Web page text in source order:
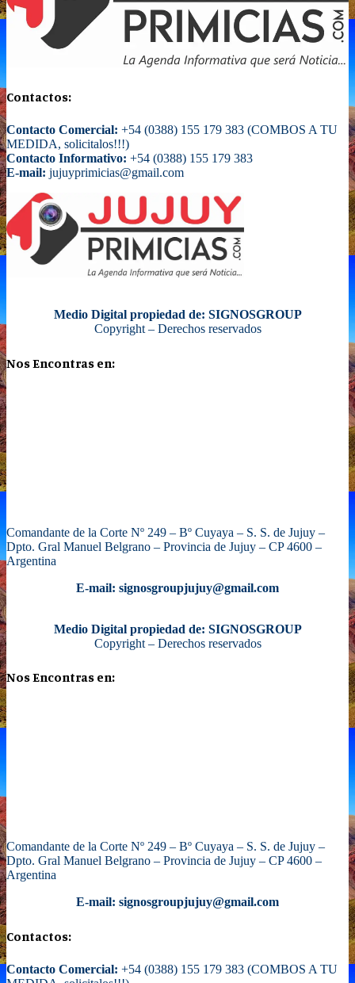
Contactos:
Contacto Comercial: +54 (0388) 155 179 383 (COMBOS A TU
MEDIDA, solicitalos!!!)
Contacto Informativo: +54 (0388) 155 179 383
E-mail: jujuyprimicias@gmail.com
Medio Digital propiedad de: SIGNOSGROUP
Copyright – Derechos reservados
Nos Encontras en:
Comandante de la Corte Nº 249 – Bº Cuyaya – S. S. de Jujuy –
Dpto. Gral Manuel Belgrano – Provincia de Jujuy – CP 4600 –
Argentina
E-mail: signosgroupjujuy@gmail.com
Medio Digital propiedad de: SIGNOSGROUP
Copyright – Derechos reservados
Nos Encontras en:
Comandante de la Corte Nº 249 – Bº Cuyaya – S. S. de Jujuy –
Dpto. Gral Manuel Belgrano – Provincia de Jujuy – CP 4600 –
Argentina
E-mail: signosgroupjujuy@gmail.com
Contactos:
Contacto Comercial: +54 (0388) 155 179 383 (COMBOS A TU